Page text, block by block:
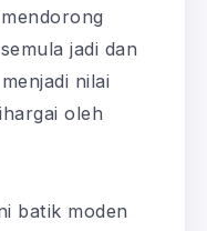
jadi dan
nilai
oleh
batik moden